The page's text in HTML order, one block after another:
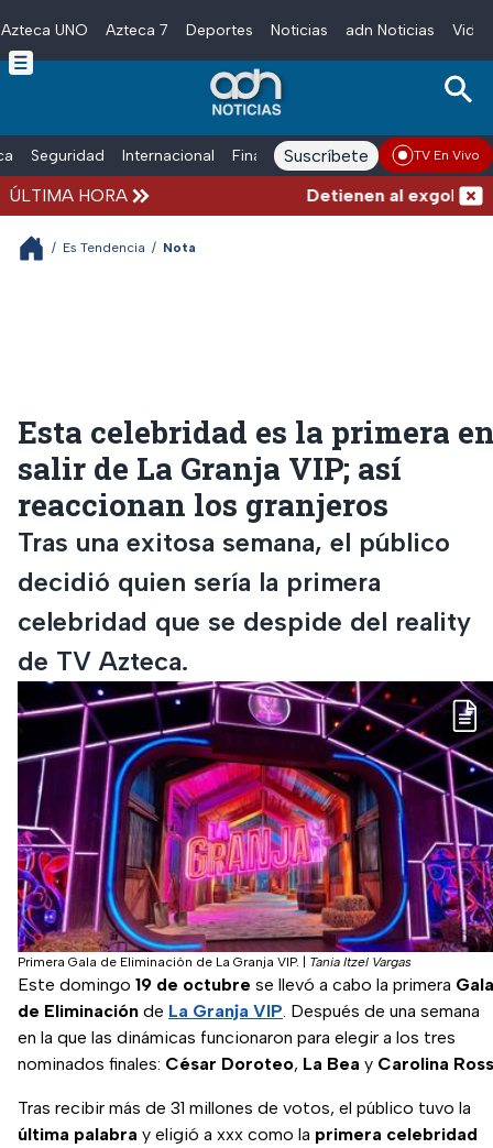
Skip to main content
Azteca UNO Azteca 7 Deportes Noticias adn Noticias
Seguridad Internacional Finanzas adn Noticias Radio
Suscríbete TV En Vivo
ÚLTIMA HORA Detienen al
/ Es Tendencia / Nota
Esta celebridad es la primera
salir de La Granja VIP; así
reaccionan los granjeros
Tras una exitosa semana, el público
decidió quien sería la primera
celebridad que se despide del reality
de TV Azteca.
Primera Gala de Eliminación de La Granja VIP. Tania Itzel Vargas
Este domingo 19 de octubre se llevó a cabo la primera Gala
de Eliminación de La Granja VIP. Después de una semana
en la que las dinámicas funcionaron para elegir a los tres
nominados finales: César Doroteo, La Bea y Carolina Ross
Tras recibir más de 31 millones de votos, el público tuvo la
última palabra y eligió a xxx como la primera celebridad